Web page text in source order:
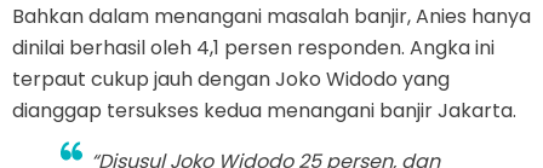
Bahkan dalam menangani masalah banjir, Anies hanya
dinilai berhasil oleh 4,1 persen responden. Angka ini
terpaut cukup jauh dengan Joko Widodo yang
dianggap tersukses kedua menangani banjir Jakarta.
“Disusul Joko Widodo 25 persen, dan